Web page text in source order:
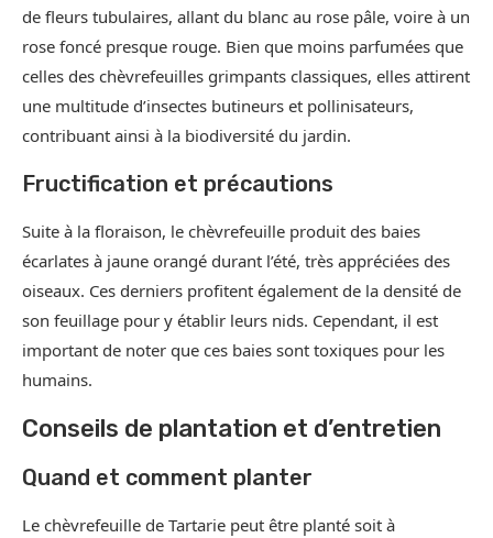
de fleurs tubulaires, allant du blanc au rose pâle, voire à un
rose foncé presque rouge. Bien que moins parfumées que
celles des chèvrefeuilles grimpants classiques, elles attirent
une multitude d’insectes butineurs et pollinisateurs,
contribuant ainsi à la biodiversité du jardin.
Fructification et précautions
Suite à la floraison, le chèvrefeuille produit des baies
écarlates à jaune orangé durant l’été, très appréciées des
oiseaux. Ces derniers profitent également de la densité de
son feuillage pour y établir leurs nids. Cependant, il est
important de noter que ces baies sont toxiques pour les
humains.
Conseils de plantation et d’entretien
Quand et comment planter
Le chèvrefeuille de Tartarie peut être planté soit à